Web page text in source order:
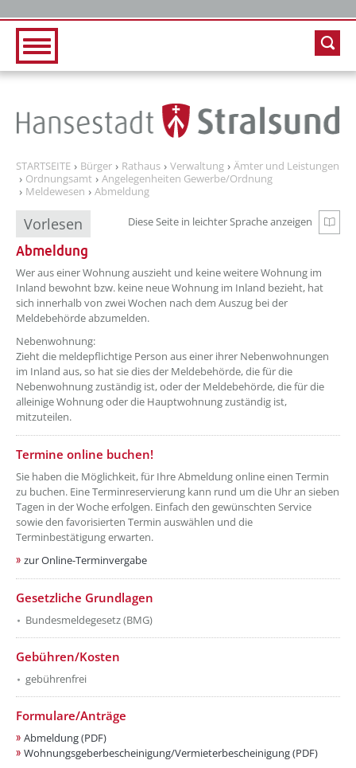
STARTSEITE Bürger Rathaus Verwaltung
Ämter und Leistungen
Ordnungsamt
Angelegenheiten Gewerbe/Ordnung
Meldewesen
Abmeldung
Vorlesen Diese Seite in leichter Sprache anzeigen
Zur
Abmeldung
Wer aus einer Wohnung auszieht und keine weitere Wohnung im
Inland bewohnt bzw. keine neue Wohnung im Inland bezieht, hat
sich innerhalb von zwei Wochen nach dem Auszug bei der
Meldebehörde abzumelden.
Nebenwohnung:
Zieht die meldepflichtige Person aus einer ihrer Nebenwohnungen
im Inland aus, so hat sie dies der Meldebehörde, die für die
Nebenwohnung zuständig ist, oder der Meldebehörde, die für die
alleinige Wohnung oder die Hauptwohnung zuständig ist,
mitzuteilen.
Termine online buchen!
Sie haben die Möglichkeit, für Ihre Abmeldung online einen Termin
zu buchen. Eine Terminreservierung kann rund um die Uhr an sieben
Tagen in der Woche erfolgen. Einfach den gewünschten Service
sowie den favorisierten Termin auswählen und die
Terminbestätigung erwarten.
zur Online-Terminvergabe
Gesetzliche Grundlagen
Bundesmeldegesetz (BMG)
Gebühren/Kosten
gebührenfrei
Formulare/Anträge
Abmeldung (PDF)
Wohnungsgeberbescheinigung/Vermieterbescheinigung (PDF)